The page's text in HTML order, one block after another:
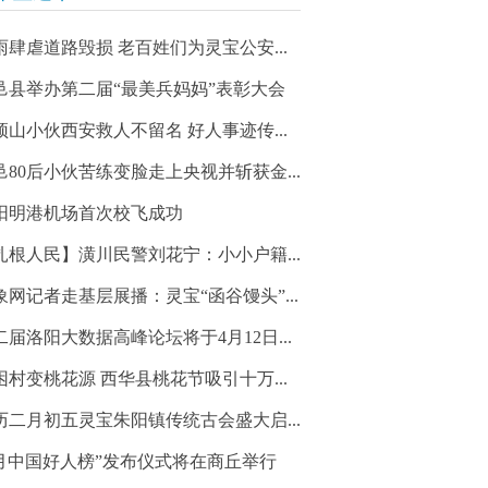
肆虐道路毁损 老百姓们为灵宝公安...
县举办第二届“最美兵妈妈”表彰大会
山小伙西安救人不留名 好人事迹传...
80后小伙苦练变脸走上央视并斩获金...
明港机场首次校飞成功
根人民】潢川民警刘花宁：小小户籍...
网记者走基层展播：灵宝“函谷馒头”...
届洛阳大数据高峰论坛将于4月12日...
村变桃花源 西华县桃花节吸引十万...
二月初五灵宝朱阳镇传统古会盛大启...
中国好人榜”发布仪式将在商丘举行